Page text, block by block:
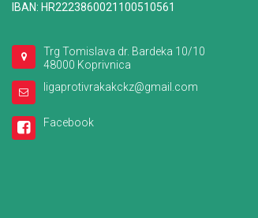
IBAN: HR2223860021100510561
Trg Tomislava dr. Bardeka 10/10
48000 Koprivnica
ligaprotivrakakckz@gmail.com
Facebook